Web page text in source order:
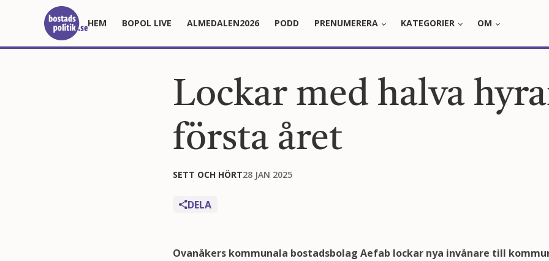
HEM BOPOL LIVE ALMEDALEN2026 PODD PRENUMERERA KATEGORIER OM
Lockar med halva
första året
SETT OCH HÖRT28 JAN 2025
DELA
Ovanåkers kommunala bostadsbolag Aefab lockar nya invånare till